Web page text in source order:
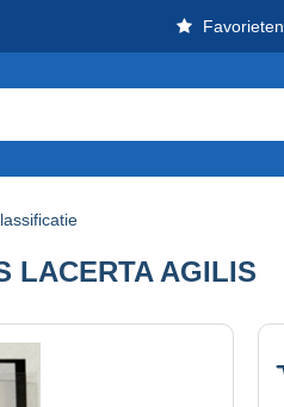
Favorieten
LACERTA AGILIS